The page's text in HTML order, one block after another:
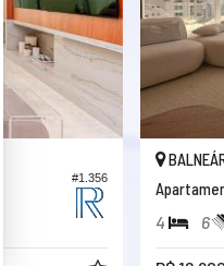
#1.356
4 6